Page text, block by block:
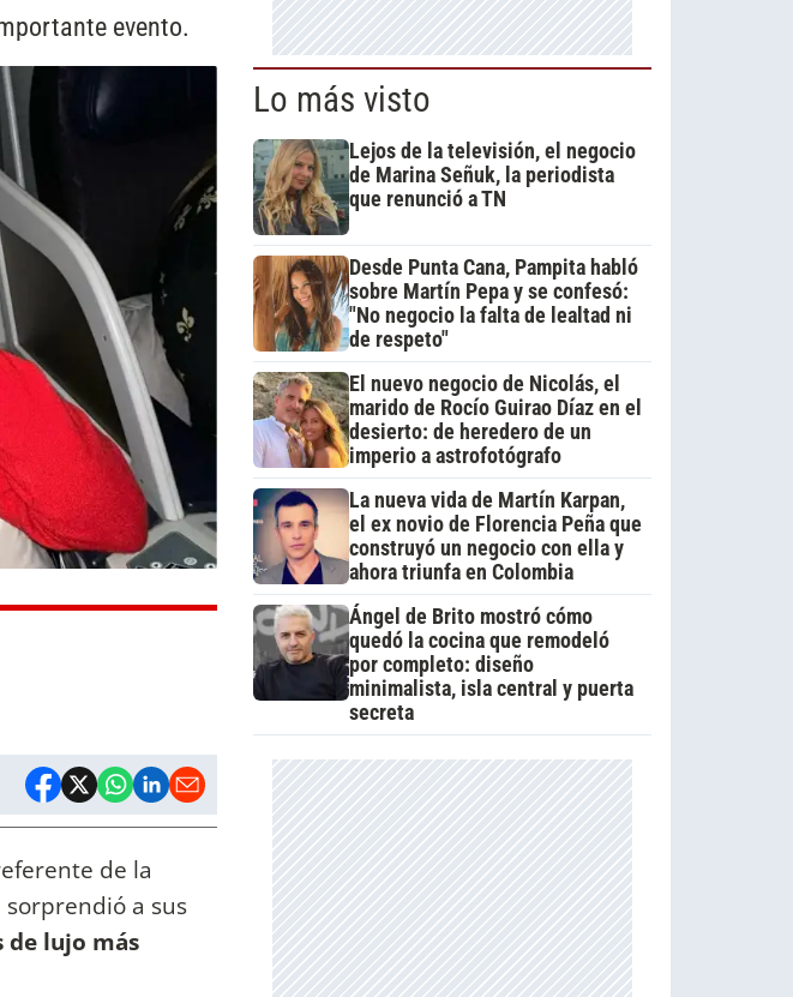
evento.
de la
a sus
de lujo más
Lo más visto
Lejos de la televisión, el negocio
de Marina Señuk, la periodista
que renunció a TN
Desde Punta Cana, Pampita habló
sobre Martín Pepa y se confesó:
"No negocio la falta de lealtad ni
de respeto"
El nuevo negocio de Nicolás, el
marido de Rocío Guirao Díaz en el
desierto: de heredero de un
imperio a astrofotógrafo
La nueva vida de Martín Karpan,
el ex novio de Florencia Peña que
construyó un negocio con ella y
ahora triunfa en Colombia
Ángel de Brito mostró cómo
quedó la cocina que remodeló
por completo: diseño
minimalista, isla central y puerta
secreta